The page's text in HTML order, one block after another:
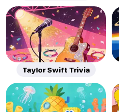
Taylor Swift Trivia